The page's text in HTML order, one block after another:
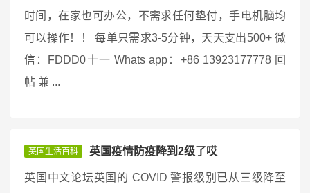
时间，在家也可办公，不需求任何垫付，手电机脑均
可以操作！！ 每单只需求3-5分钟，天天支出500+ 微
信：FDDD0十一 Whats app：+86 13923177778 回
帖 兼 ...
英国生活百科 英国疫情防疫降到2级了哎
英国中文论坛英国的 COVID 警报级别已从三级降至